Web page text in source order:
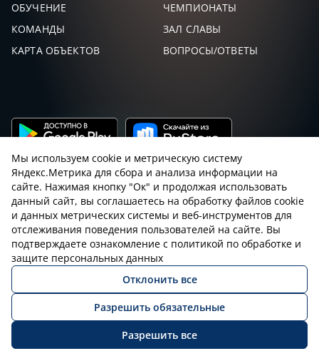
ОБУЧЕНИЕ
ЧЕМПИОНАТЫ
КОМАНДЫ
ЗАЛ СЛАВЫ
КАРТА ОБЪЕКТОВ
ВОПРОСЫ/ОТВЕТЫ
Пользовательское соглашение с sniping.ru
Правила снайпинга Закон об оружии
Политика конфиденциальности
© 2026 Все права защищены
Мы используем cookie и метрическую систему
Яндекс.Метрика для сбора и анализа информации на
сайте. Нажимая кнопку "Ок" и продолжая использовать
данный сайт, вы соглашаетесь на обработку файлов cookie
и данных метрических системы и веб-инструментов для
отслеживания поведения пользователей на сайте. Вы
подтверждаете ознакомление с политикой по обработке и
защите персональных данных
Отклонить все
Разрешить обязательные
Разрешить все